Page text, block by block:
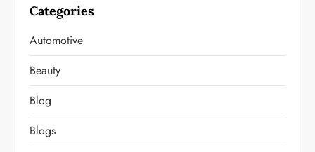
Categories
Automotive
Beauty
Blog
Blogs